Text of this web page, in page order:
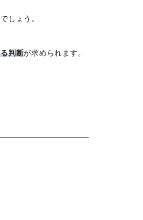
しょう。
判断が求められます。